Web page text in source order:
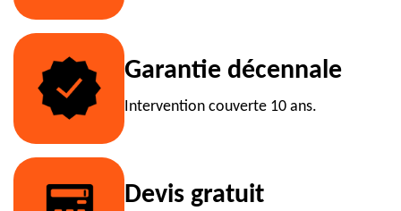
Garantie décennale
Intervention couverte 10 ans.
Devis gratuit